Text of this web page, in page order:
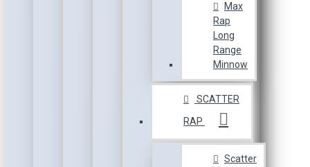
Max
Rap
Long
Range
Minnow
SCATTER
RAP
Scatter